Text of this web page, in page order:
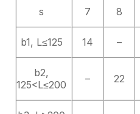
s 7 8
b1, L≤125 14 –
b2,
125<L≤200
– 22